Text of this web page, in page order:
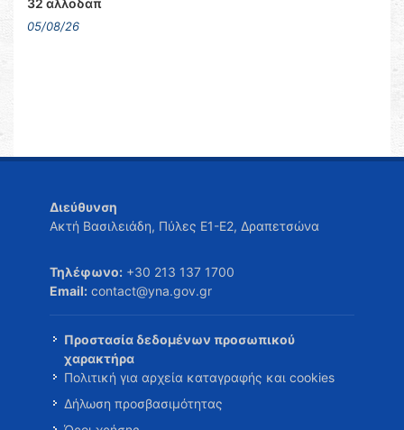
32 αλλοδαπ
05/08/26
Διεύθυνση
Ακτή Βασιλειάδη, Πύλες Ε1-Ε2, Δραπετσώνα
Τηλέφωνο: +30 213 137 1700
Email: contact@yna.gov.gr
Προστασία δεδομένων προσωπικού
χαρακτήρα
Πολιτική για αρχεία καταγραφής και cookies
Δήλωση προσβασιμότητας